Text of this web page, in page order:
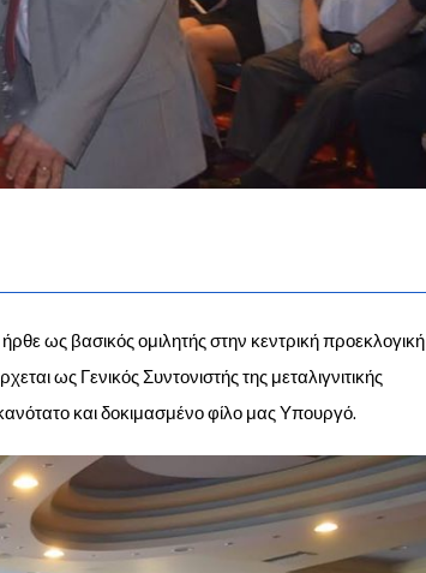
ως βασικός ομιλητής στην κεντρική προεκλογική
ως Γενικός Συντονιστής της μεταλιγνιτικής
και δοκιμασμένο φίλο μας Υπουργό.